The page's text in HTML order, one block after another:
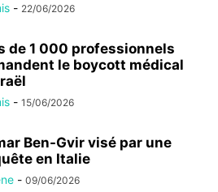
- 22/06/2026
de 1 000 professionnels
le boycott médical
- 15/06/2026
Ben-Gvir visé par une
en Italie
- 09/06/2026